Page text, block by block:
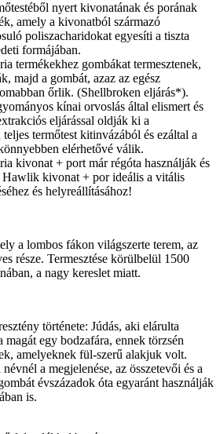
nyert kivonatának és porának
amely a kivonatból származó
poliszacharidokat egyesíti a tiszta
formájában.
termékekhez gombákat termesztenek,
majd a gombát, azaz az egész
őrlik. (Shellbroken eljárás*).
kínai orvoslás által elismert és
eljárással oldják ki a
termőtest kitinvázából és ezáltal a
elérhetővé válik.
kivonat + port már régóta használják és
kivonat + por ideális a vitális
és helyreállításához!
a lombos fákon világszerte terem, az
része. Termesztése körülbelül 1500
a nagy kereslet miatt.
története: Júdás, aki elárulta
magát egy bodzafára, ennek törzsén
amelyeknek fül-szerű alakjuk volt.
a megjelenése, az összetevői és a
évszázadok óta egyaránt használják
is.